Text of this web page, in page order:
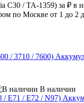
C30 / TA-1359) за ₽ в
по Москве от 1 до
В наличии